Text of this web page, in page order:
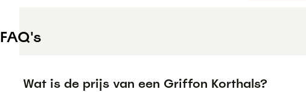
FAQ's
Wat is de prijs van een Griffon Korthals?